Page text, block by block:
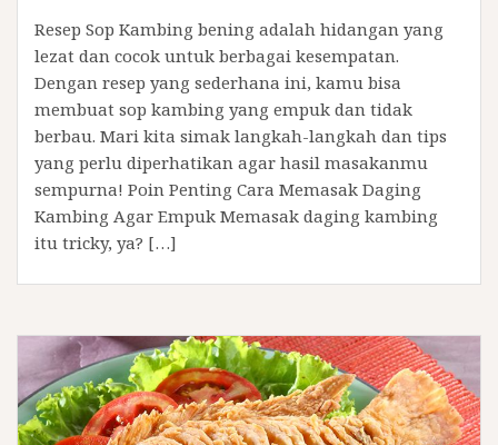
Resep Sop Kambing bening adalah hidangan yang
lezat dan cocok untuk berbagai kesempatan.
Dengan resep yang sederhana ini, kamu bisa
membuat sop kambing yang empuk dan tidak
berbau. Mari kita simak langkah-langkah dan tips
yang perlu diperhatikan agar hasil masakanmu
sempurna! Poin Penting Cara Memasak Daging
Kambing Agar Empuk Memasak daging kambing
itu tricky, ya? […]